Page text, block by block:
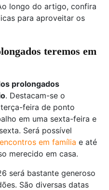
longo do artigo, confira
para aproveitar os
teremos em
prolongados
. Destacam-se o
feira de ponto
em uma sexta-feira e
Será possível
encontros em família e até
merecido em casa.
será bastante generoso
São diversas datas